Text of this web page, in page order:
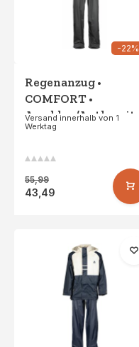
-22%
Regenanzug •
COMFORT •
Azurblau/Anthrazit
Versand innerhalb von 1
Werktag
55,99
43,49